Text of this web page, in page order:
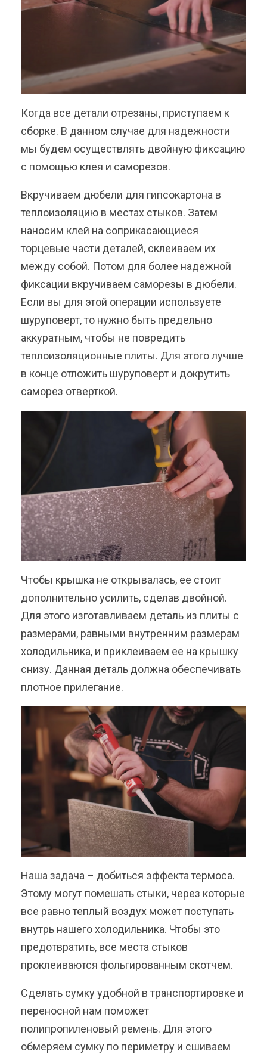
Когда все детали отрезаны, приступаем к
сборке. В данном случае для надежности
мы будем осуществлять двойную фиксацию
с помощью клея и саморезов.
Вкручиваем дюбели для гипсокартона в
теплоизоляцию в местах стыков. Затем
наносим клей на соприкасающиеся
торцевые части деталей, склеиваем их
между собой. Потом для более надежной
фиксации вкручиваем саморезы в дюбели.
Если вы для этой операции используете
шуруповерт, то нужно быть предельно
аккуратным, чтобы не повредить
теплоизоляционные плиты. Для этого лучше
в конце отложить шуруповерт и докрутить
саморез отверткой.
Чтобы крышка не открывалась, ее стоит
дополнительно усилить, сделав двойной.
Для этого изготавливаем деталь из плиты с
размерами, равными внутренним размерам
холодильника, и приклеиваем ее на крышку
снизу. Данная деталь должна обеспечивать
плотное прилегание.
Наша задача – добиться эффекта термоса.
Этому могут помешать стыки, через которые
все равно теплый воздух может поступать
внутрь нашего холодильника. Чтобы это
предотвратить, все места стыков
проклеиваются фольгированным скотчем.
Сделать сумку удобной в транспортировке и
переносной нам поможет
полипропиленовый ремень. Для этого
обмеряем сумку по периметру и сшиваем